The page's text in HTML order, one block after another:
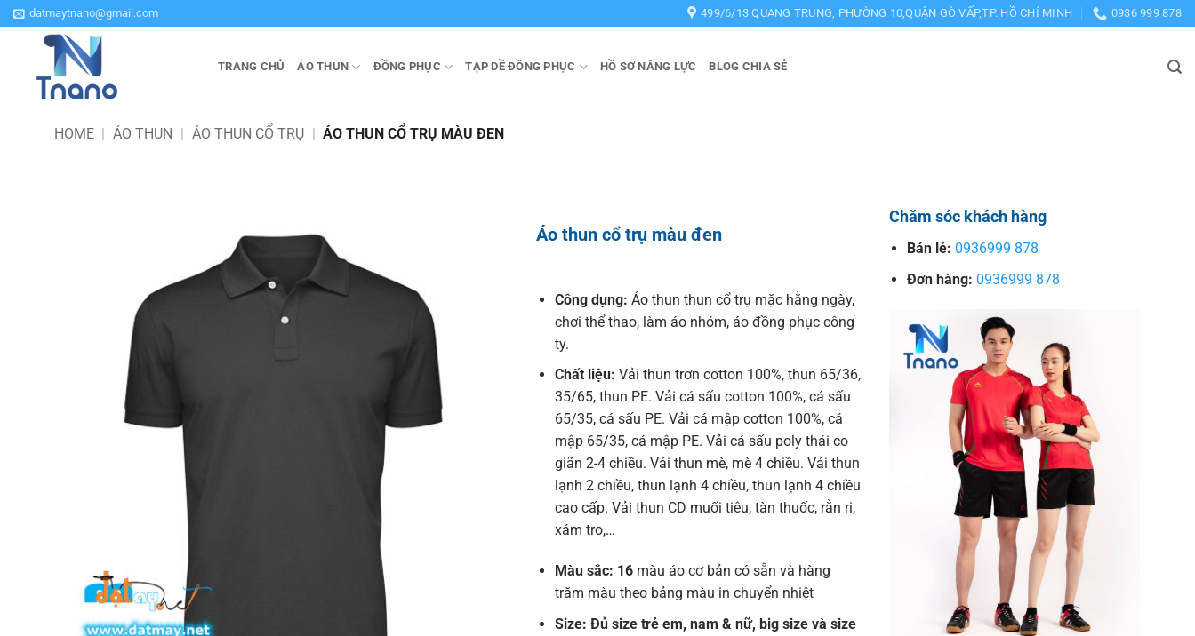
Bỏ
qua
datmaytnano@gmail.com 499/6/13 QUANG TRUNG, PHƯỜNG 10,QUẬN GÒ VẤP,TP. HỒ CHÍ MINH 0936 999 878
TRANG CHỦ ÁO THUN ĐỒNG PHỤC TẠP DỀ ĐỒNG PHỤC HỒ SƠ NĂNG LỰC BLOG CHIA SẺ
HOME | ÁO THUN | ÁO THUN CỔ TRỤ | ÁO THUN CỔ TRỤ MÀU ĐEN
Áo thun cổ trụ màu đen
Công dụng: Áo thun thun cổ trụ mặc hằng ngày,
chơi thể thao, làm áo nhóm, áo đồng phục công
ty.
Chất liệu: Vải thun trơn cotton 100%, thun 65/36,
35/65, thun PE. Vải cá sấu cotton 100%, cá sấu
65/35, cá sấu PE. Vải cá mập cotton 100%, cá
mập 65/35, cá mập PE. Vải cá sấu poly thái co
giãn 2-4 chiều. Vải thun mè, mè 4 chiều. Vải thun
lạnh 2 chiều, thun lạnh 4 chiều, thun lạnh 4 chiều
cao cấp. Vải thun CD muối tiêu, tàn thuốc, rằn ri,
xám tro,…
Màu sắc: 16màu áo cơ bản có sẵn và hàng
trăm màu theo bảng màu in chuyển nhiệt
Size: Đủ size trẻ em, nam & nữ, big size và size
Chăm sóc khách hàng
Bán lẻ: 0936999 878
Đơn hàng: 0936999 878